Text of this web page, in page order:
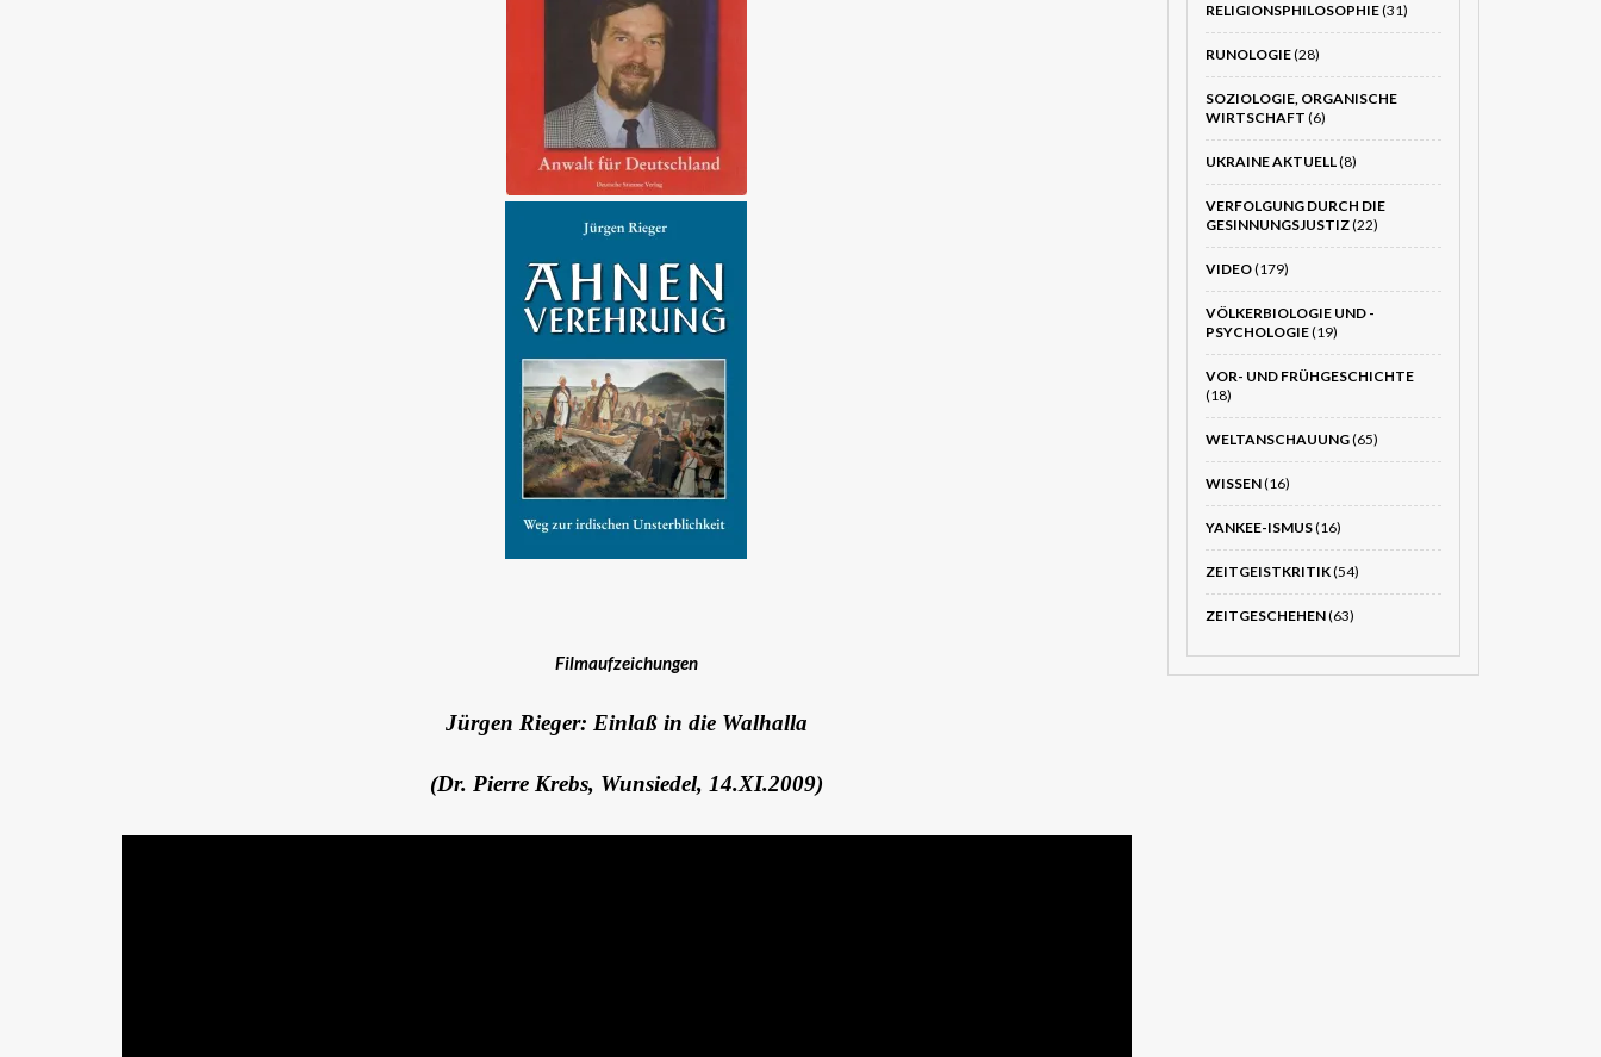
Filmaufzeichungen
Jürgen Rieger: Einlaß in die Walhalla
(Dr. Pierre Krebs, Wunsiedel, 14.XI.2009)
RELIGIONSPHILOSOPHIE(31)
RUNOLOGIE(28)
SOZIOLOGIE, ORGANISCHE
WIRTSCHAFT (6)
UKRAINE AKTUELL(8)
VERFOLGUNG DURCH DIE
GESINNUNGSJUSTIZ(22)
VIDEO(179)
VÖLKERBIOLOGIE UND -
PSYCHOLOGIE(19)
VOR- UND FRÜHGESCHICHTE
(18)
WELTANSCHAUUNG(65)
WISSEN(16)
YANKEE-ISMUS(16)
ZEITGEISTKRITIK(54)
ZEITGESCHEHEN(63)